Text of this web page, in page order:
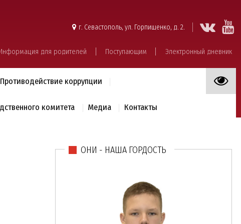
г. Севастополь, ул. Горпищенко, д. 2.
для родителей Поступающим Электронный дневник
Противодействие коррупции
комитета Медиа Контакты
ОНИ - НАША ГОРДОСТЬ